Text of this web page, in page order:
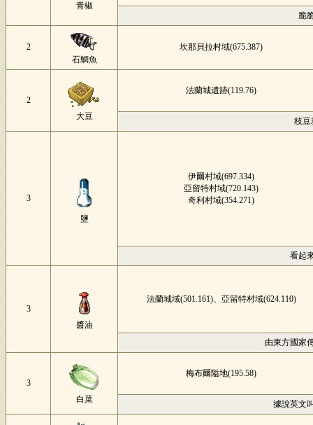
青椒
脆
2
石鯛魚
坎那貝拉村域(675.387)
2
大豆
法蘭城遺跡(119.76)
枝豆
3
鹽
伊爾村域(697.334)
亞留特村域(720.143)
奇利村域(354.271)
看起
3
醬油
法蘭城域(501.161)、亞留特村域(624.110)
由東方國家
3
白菜
梅布爾隘地(195.58)
據說英文